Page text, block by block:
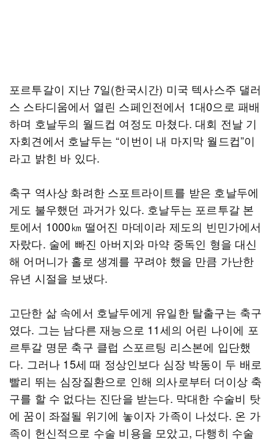
포르투갈이 지난 7일(한국시간) 미국 텍사스주 댈러
스 스타디움에서 열린 스페인전에서 1대0으로 패배
하며 호날두의 월드컵 여정도 마쳤다. 대회 전날 기
자회견에서 호날두는 “이번이 내 마지막 월드컵”이
라고 밝힌 바 있다.
축구 역사상 화려한 스포트라이트를 받은 호날두에
게도 불우했던 과거가 있다. 호날두는 포르투갈 본
토에서 1000㎞ 떨어진 마데이라 제도의 빈민가에서
자랐다. 술에 빠진 아버지와 마약 중독인 형을 대신
해 어머니가 홀로 생계를 꾸려야 했을 만큼 가난한
유년 시절을 보냈다.
고단한 삶 속에서 호날두에게 유일한 탈출구는 축구
였다. 그는 남다른 재능으로 11세의 어린 나이에 포
르투갈 명문 축구 클럽 스포르팅 리스본에 입단했
다. 그러나 15세 때 정상인보다 심장 박동이 두 배로
빨리 뛰는 심장질환으로 인해 의사로부터 더이상 축
구를 할 수 없다는 진단을 받는다. 막대한 수술비 탓
에 꿈이 좌절될 위기에 놓이자 가족이 나섰다. 온 가
족이 헌신적으로 수술 비용을 모았고, 다행히 수술